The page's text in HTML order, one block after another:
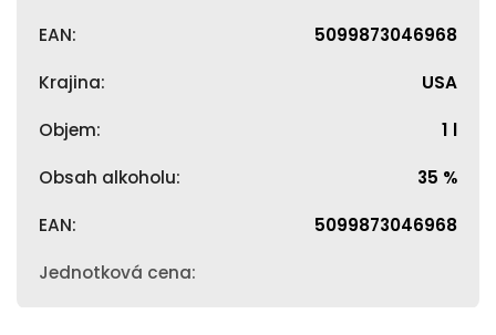
EAN: 5099873046968
Krajina: USA
Objem: 1 l
Obsah alkoholu: 35 %
EAN: 5099873046968
Jednotková cena: